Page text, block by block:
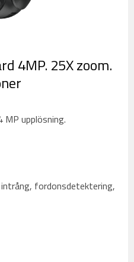
4MP. 25X zoom.
MP upplösning.
fordonsdetektering,